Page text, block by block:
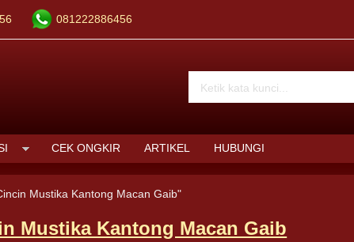
081222886456
CEK ONGKIR ARTIKEL HUBUNGI
Mustika Kantong Macan Gaib"
Mustika Kantong Macan Gaib